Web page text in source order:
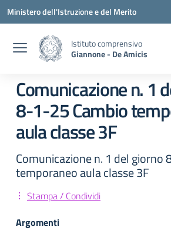
Vai ai contenuti
Vai al menu di navigazione
Vai al footer
Ministero dell'Istruzione e del Merito
Istituto comprensivo
Giannone - De Amicis
Comunicazione n. 1
8-1-25 Cambio
aula classe 3F
Comunicazione n. 1 del giorno
temporaneo aula classe 3F
Stampa / Condividi
Argomenti